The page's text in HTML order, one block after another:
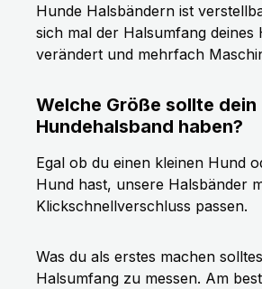
Hunde Halsbändern ist
sich mal der Halsumfang deines
verändert und mehrfach
Welche Größe sollte dein
Hundehalsband haben?
Egal ob du einen kleinen Hund
Hund hast, unsere Halsbänder
Klickschnellverschluss passen.
Was du als erstes machen
Halsumfang zu messen. Am